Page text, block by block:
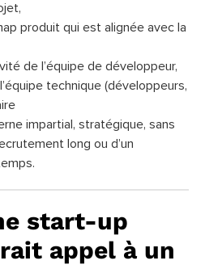
produit qui est alignée avec la
de l’équipe de développeur,
technique (développeurs,
impartial, stratégique, sans
long ou d’un
start-up
appel à un